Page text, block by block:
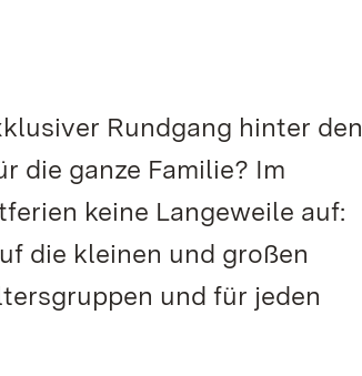
Rundgang hinter den
die ganze Familie? Im
keine Langeweile auf:
die kleinen und großen
und für jeden